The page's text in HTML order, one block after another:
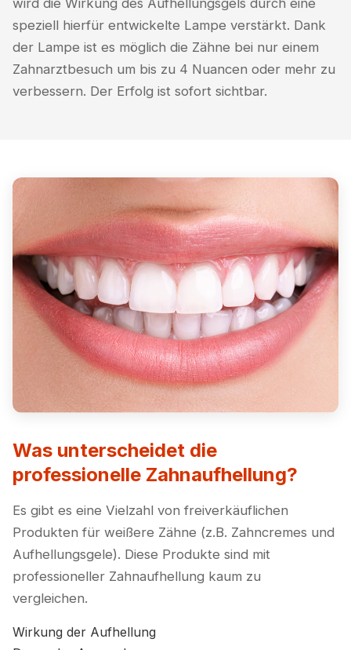
wird die Wirkung des Aufhellungsgels durch eine
speziell hierfür entwickelte Lampe verstärkt. Dank
der Lampe ist es möglich die Zähne bei nur einem
Zahnarztbesuch um bis zu 4 Nuancen oder mehr zu
verbessern. Der Erfolg ist sofort sichtbar.
Was unterscheidet die
professionelle Zahnaufhellung?
Es gibt es eine Vielzahl von freiverkäuflichen
Produkten für weißere Zähne (z.B. Zahncremes und
Aufhellungsgele). Diese Produkte sind mit
professioneller Zahnaufhellung kaum zu
vergleichen.
Wirkung der Aufhellung
Mikrofon-Zugriff erforderlich:Bitte klicken Sie
auf„Zulassen“wenn Ihr Browser nach
Mikrofon-Berechtigung fragt.